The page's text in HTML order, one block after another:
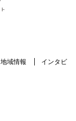
地域情報
インタビ